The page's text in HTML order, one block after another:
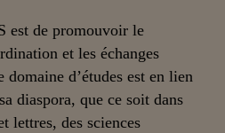
est de promouvoir le
et les échanges
domaine d’études est en lien
diaspora, que ce soit dans
lettres, des sciences